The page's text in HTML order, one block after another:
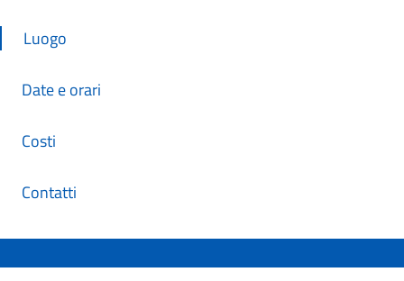
Luogo
Date e orari
Costi
Contatti